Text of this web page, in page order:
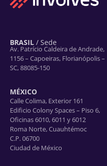
BRASIL / Sede
Av. Patrício Caldeira de Andrade,
1156 – Capoeiras, Florianópolis –
SC, 88085-150
MÉXICO
Calle Colima, Exterior 161
Edificio Colony Spaces – Piso 6,
Oficinas 6010, 6011 y 6012
Roma Norte, Cuauhtémoc
C.P. 06700
Ciudad de México